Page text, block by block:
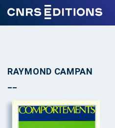
RAYMOND CAMPAN